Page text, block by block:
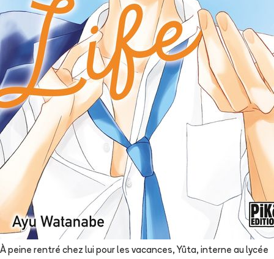
À peine rentré chez lui pour les vacances, Yûta, interne au lycée